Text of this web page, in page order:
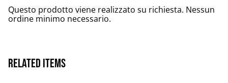
Questo prodotto viene realizzato su richiesta. Nessun
ordine minimo necessario.
Related items